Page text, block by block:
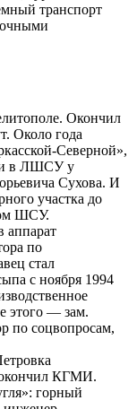
транспорт
Окончил
Около года
Северной»,
в ЛШСУ у
Сухова. И
участка до
ШСУ.
аппарат
по
стал
с ноября 1994
этого — зам.
по соцвопросам,
окончил КГМИ.
горный